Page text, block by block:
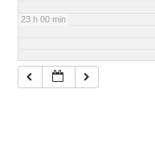
23 h 00 min